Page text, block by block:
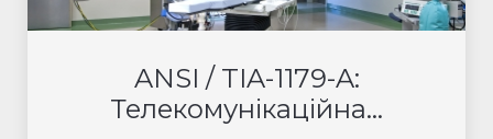
ANSI / TIA-1179-A:
Телекомунікаційна...